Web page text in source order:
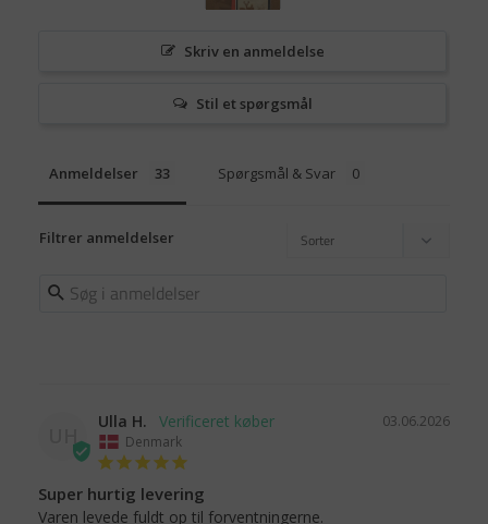
Skriv en anmeldelse
Stil et spørgsmål
Anmeldelser Spørgsmål & Svar
Filtrer anmeldelser
03.06.2026
Ulla H.
Denmark
Super hurtig levering
Varen levede fuldt op til forventningerne.